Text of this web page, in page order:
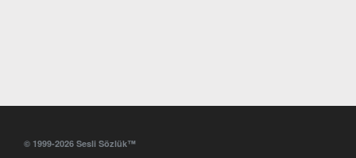
© 1999-2026 Sesli Sözlük™